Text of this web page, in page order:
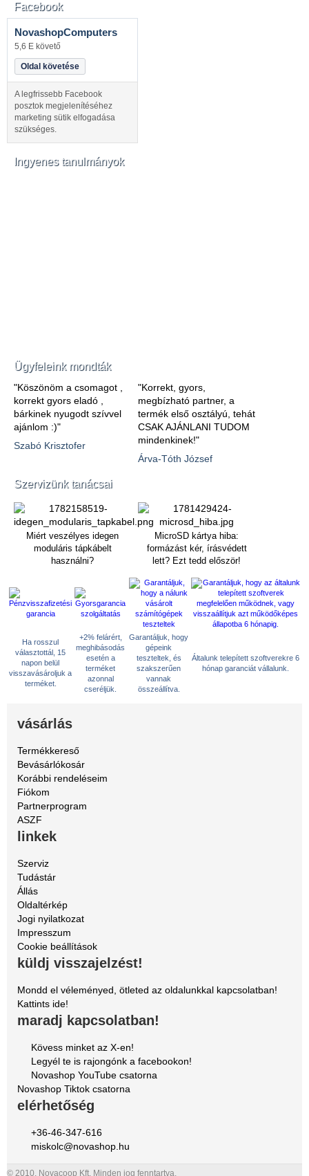
Facebook
NovashopComputers
5,6 E követő
Oldal követése
A legfrissebb Facebook
posztok megjelenítéséhez
marketing sütik elfogadása
szükséges.
Ingyenes tanulmányok
Ügyfeleink mondták
"Köszönöm a csomagot ,
korrekt gyors eladó ,
bárkinek nyugodt szívvel
ajánlom :)"
Szabó Krisztofer
"Korrekt, gyors,
megbízható partner, a
termék első osztályú, tehát
CSAK AJÁNLANI TUDOM
mindenkinek!"
Árva-Tóth József
Szervizünk tanácsai
Miért veszélyes idegen
moduláris tápkábelt
használni?
MicroSD kártya hiba:
formázást kér, írásvédett
lett? Ezt tedd először!
Ha rosszul
választottál, 15
napon belül
visszavásároljuk a
terméket.
+2% felárért,
meghibásodás
esetén a
terméket
azonnal
cseréljük.
Garantáljuk, hogy
gépeink
teszteltek, és
szakszerűen
vannak
összeállítva.
Általunk telepített szoftverekre 6
hónap garanciát vállalunk.
vásárlás
Termékkereső
Bevásárlókosár
Korábbi rendeléseim
Fiókom
Partnerprogram
ASZF
linkek
Szerviz
Tudástár
Állás
Oldaltérkép
Jogi nyilatkozat
Impresszum
Cookie beállítások
küldj visszajelzést!
Mondd el véleményed, ötleted az oldalunkkal kapcsolatban!
Kattints ide!
maradj kapcsolatban!
Kövess minket az X-en!
Legyél te is rajongónk a facebookon!
Novashop YouTube csatorna
Novashop Tiktok csatorna
elérhetőség
+36-46-347-616
miskolc@novashop.hu
© 2010. Novacoop Kft. Minden jog fenntartva.